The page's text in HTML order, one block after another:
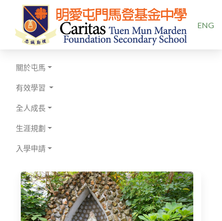
ENG
關於屯馬
有效學習
全人成長
生涯規劃
入學申請